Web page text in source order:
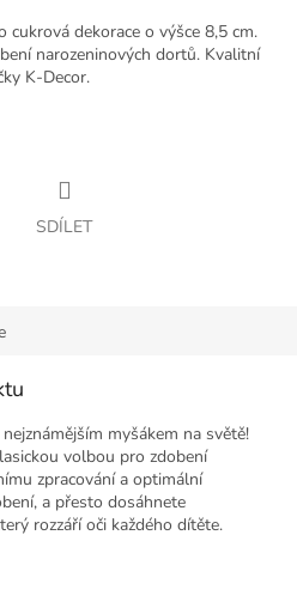
dekorace o výšce 8,5 cm.
narozeninových dortů. Kvalitní
K-Decor.
SDÍLET
myšákem na světě!
volbou pro zdobení
zpracování a optimální
a přesto dosáhnete
rozzáří oči každého dítěte.